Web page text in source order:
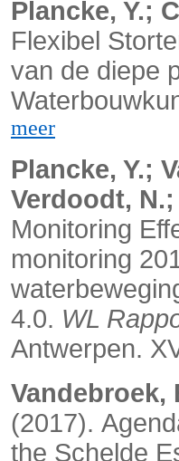
Plancke, Y.;
Flexibel
van de diepe
meer
Plancke, Y.;
Verdoodt,
Monitoring
monitoring
4.0. WL
Antwerpen.
Vandebroek,
(2017).
the Schelde